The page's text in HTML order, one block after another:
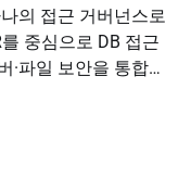
나의 접근 거버넌스로
·파일 보안을 통합
체계로 연결해 내